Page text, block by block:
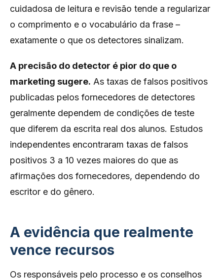
cuidadosa de leitura e revisão tende a regularizar
o comprimento e o vocabulário da frase –
exatamente o que os detectores sinalizam.
A precisão do detector é pior do que o
marketing sugere. As taxas de falsos positivos
publicadas pelos fornecedores de detectores
geralmente dependem de condições de teste
que diferem da escrita real dos alunos. Estudos
independentes encontraram taxas de falsos
positivos 3 a 10 vezes maiores do que as
afirmações dos fornecedores, dependendo do
escritor e do gênero.
A evidência que realmente
vence recursos
Os responsáveis ​​pelo processo e os conselhos